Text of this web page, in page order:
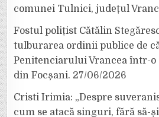
comunei Tulnici, județul
Fostul polițist Cătălin
tulburarea ordinii publice de
Penitenciarului Vrancea într-o
din Focșani. 27/06/2026
Cristi Irimia: „Despre
cum se atacă singuri, fără să-